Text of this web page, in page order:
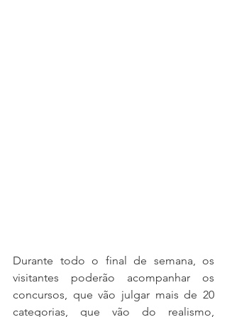
Durante todo o final de semana, os
visitantes poderão acompanhar os
concursos, que vão julgar mais de 20
categorias, que vão do realismo,